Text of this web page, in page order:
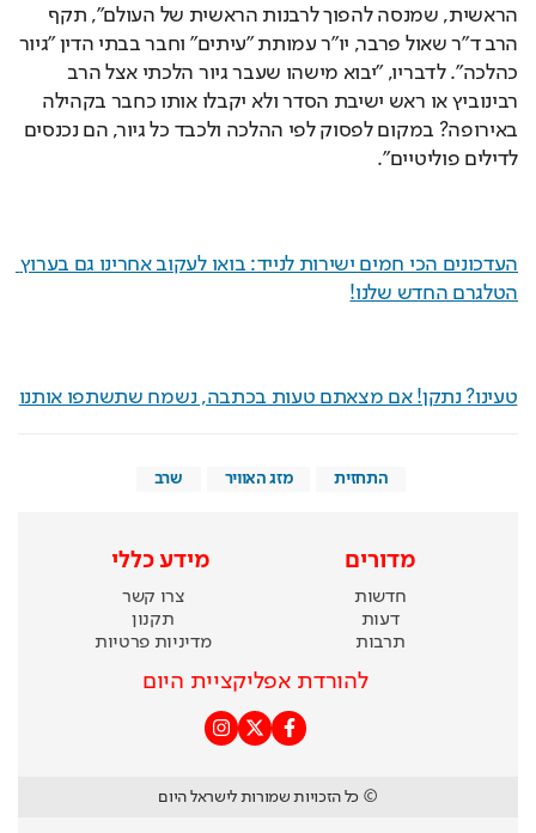
הראשית, שמנסה להפוך לרבנות הראשית של העולם", תקף
הרב ד"ר שאול פרבר, יו"ר עמותת "עיתים" וחבר בבתי הדין "גיור
כהלכה". לדבריו, "יבוא מישהו שעבר גיור הלכתי אצל הרב
רבינוביץ או ראש ישיבת הסדר ולא יקבלו אותו כחבר בקהילה
באירופה? במקום לפסוק לפי ההלכה ולכבד כל גיור, הם נכנסים
לדילים פוליטיים".
העדכונים הכי חמים ישירות לנייד: בואו לעקוב אחרינו גם בערוץ
הטלגרם החדש שלנו!
טעינו? נתקן! אם מצאתם טעות בכתבה, נשמח שתשתפו אותנו
התחזית מזג האוויר שרב
מדורים
חדשות
דעות
תרבות
מידע כללי
צרו קשר
תקנון
מדיניות פרטיות
להורדת אפליקציית היום
© כל הזכויות שמורות לישראל היום